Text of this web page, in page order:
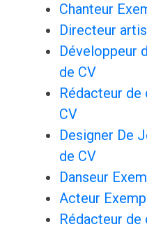
Chanteur
Directeur
Développeur
de CV
Rédacteur de
CV
Designer De
de CV
Danseur
Acteur
Rédacteur